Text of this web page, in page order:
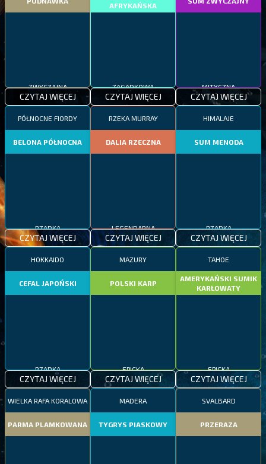
CZYTAJ WIĘCEJ
AFRYKAŃSKA
CZYTAJ WIĘCEJ CZYTAJ WIĘCEJ
PÓŁNOCNE FIORDY
BELONA PÓŁNOCNA
CZYTAJ WIĘCEJ
RZEKA MURRAY
DALIA RZECZNA
CZYTAJ WIĘCEJ
HIMALAJE
SUM MENODA
CZYTAJ WIĘCEJ
HOKKAIDO
CEFAL JAPOŃSKI
RZADKA
CZYTAJ WIĘCEJ
MAZURY
POLSKI KARP
EPICKA
CZYTAJ WIĘCEJ
TAHOE
AMERYKAŃSKI SUMIK
KARŁOWATY
EPICKA
CZYTAJ WIĘCEJ
WIELKA RAFA KORALOWA
PARMA PLAMKOWANA
MADERA
TYGRYS PIASKOWY
SVALBARD
PRZERAZA